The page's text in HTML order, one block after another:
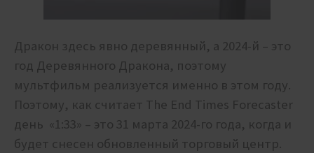
Дракон здесь явно деревянный, а 2024-й – это
год Деревянного Дракона, поэтому
мультфильм реализуется именно в этом году.
Поэтому, как считает The End Times Forecaster
день «1:33» – это 31 марта 2024-го года, когда и
будет снесен обновленный торговый центр.